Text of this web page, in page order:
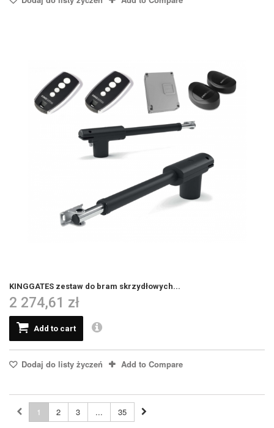
KINGGATES zestaw do bram skrzydłowych...
2 274,61 zł
Add to cart
Dodaj do listy życzeń Add to Compare
1 2 3 ...
35